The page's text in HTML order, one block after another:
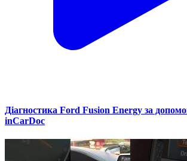
Діагностика Ford Fusion Energy за
inCarDoc